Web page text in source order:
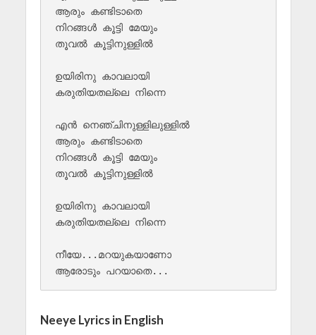
ആരും കണ്ടിടാതെ
നിറങ്ങൾ കൂട്ടി മേയും
തൂവൽ കൂട്ടിനുള്ളിൽ
ഉയിരിനു കാവലായി
കരുതിയതല്ലെ നിന്നെ
എൻ നെഞ്ചിനുള്ളിലുള്ളിൽ
ആരും കണ്ടിടാതെ
നിറങ്ങൾ കൂട്ടി മേയും
തൂവൽ കൂട്ടിനുള്ളിൽ
ഉയിരിനു കാവലായി
കരുതിയതല്ലെ നിന്നെ
നീയേ...മറയുകയാണോ
Neeye Lyrics in English